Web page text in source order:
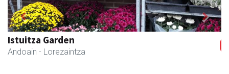
Istuitza Garden
Andoain - Lorezaintza
Previous Next